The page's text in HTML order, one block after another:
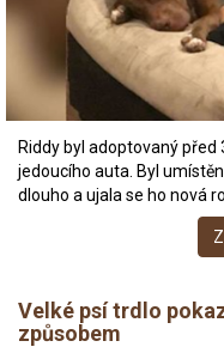
Riddy byl adoptovaný
jedoucího auta. Byl
dlouho a ujala se ho nová
Velké psí trdlo
způsobem